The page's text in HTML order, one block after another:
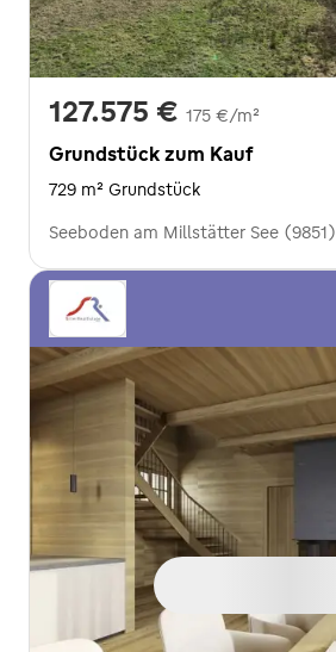
127.575 € 175 €/m²
Grundstück zum Kauf
729 m² Grundstück
Seeboden am Millstätter See (9851)